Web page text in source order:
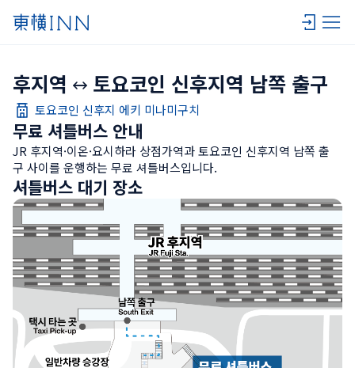
후지역 토요코인 신후지역 남쪽 출구
토요코인 신후지 에키 미나미구치
무료 셔틀버스 안내
JR 후지역·이온·요시하라 상점가역과 토요코인 신후지역 남쪽 출
구 사이를 운행하는 무료 셔틀버스입니다.
셔틀버스 대기 장소